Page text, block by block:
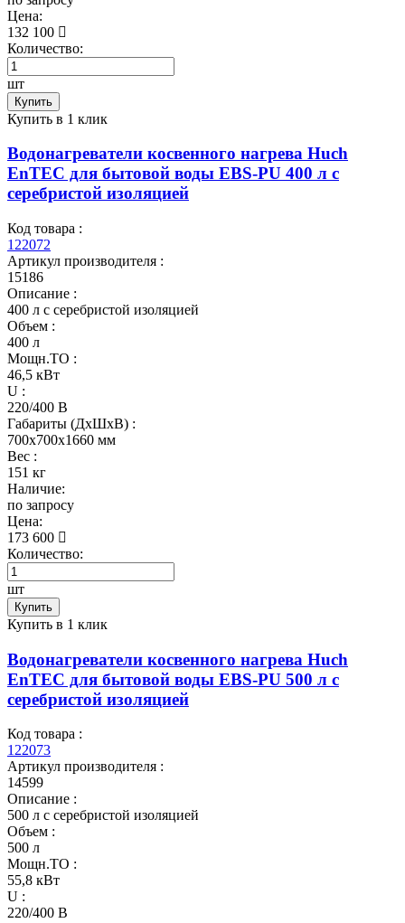
Цена:
132 100
Количество:
шт
Купить
Купить в 1 клик
Водонагреватели косвенного нагрева Huch
EnTEC для бытовой воды EBS-PU 400 л c
серебристой изоляцией
Код товара :
122072
Артикул производителя :
15186
Описание :
400 л c серебристой изоляцией
Объем :
400 л
Мощн.ТО :
46,5 кВт
U :
220/400 В
Габариты (ДхШхВ) :
700x700x1660 мм
Вес :
151 кг
Наличие:
по запросу
Цена:
173 600
Количество:
шт
Купить
Купить в 1 клик
Водонагреватели косвенного нагрева Huch
EnTEC для бытовой воды EBS-PU 500 л c
серебристой изоляцией
Код товара :
122073
Артикул производителя :
14599
Описание :
500 л c серебристой изоляцией
Объем :
500 л
Мощн.ТО :
55,8 кВт
U :
220/400 В